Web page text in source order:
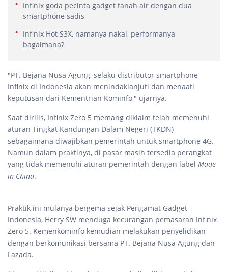
Infinix goda pecinta gadget tanah air dengan dua
smartphone sadis
Infinix Hot S3X, namanya nakal, performanya
bagaimana?
"PT. Bejana Nusa Agung, selaku distributor smartphone
Infinix di Indonesia akan menindaklanjuti dan menaati
keputusan dari Kementrian Kominfo," ujarnya.
Saat dirilis, Infinix Zero 5 memang diklaim telah memenuhi
aturan Tingkat Kandungan Dalam Negeri (TKDN)
sebagaimana diwajibkan pemerintah untuk smartphone 4G.
Namun dalam praktinya, di pasar masih tersedia perangkat
yang tidak memenuhi aturan pemerintah dengan label Made
in China.
Praktik ini mulanya bergema sejak Pengamat Gadget
Indonesia, Herry SW menduga kecurangan pemasaran Infinix
Zero 5. Kemenkominfo kemudian melakukan penyelidikan
dengan berkomunikasi bersama PT. Bejana Nusa Agung dan
Lazada.